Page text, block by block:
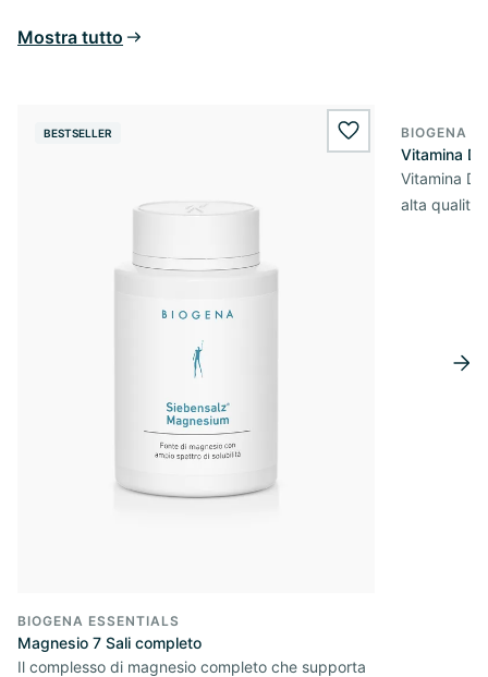
Mostra tutto
BESTSELLER wishlist.add
BIOGENA ESSENTIALS
Magnesio 7 Sali completo
Il complesso di magnesio completo che supporta
BIOGENA
Vitamina
Vitamina
alta qualità